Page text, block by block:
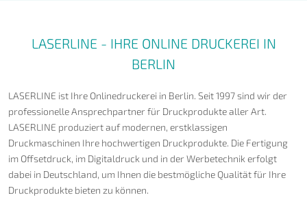
LASERLINE - IHRE ONLINE DRUCKEREI IN
BERLIN
LASERLINE ist Ihre Onlinedruckerei in Berlin. Seit 1997 sind wir der
professionelle Ansprechpartner für Druckprodukte aller Art.
LASERLINE produziert auf modernen, erstklassigen
Druckmaschinen Ihre hochwertigen Druckprodukte. Die Fertigung
im Offsetdruck, im Digitaldruck und in der Werbetechnik erfolgt
dabei in Deutschland, um Ihnen die bestmögliche Qualität für Ihre
Druckprodukte bieten zu können.